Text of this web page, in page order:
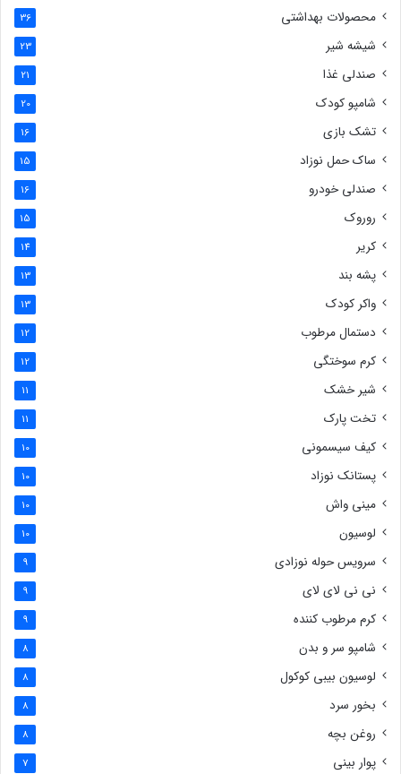
محصولات بهداشتی 36
شیشه شیر 23
صندلی غذا 21
شامپو کودک 20
تشک بازی 16
ساک حمل نوزاد 15
صندلی خودرو 16
روروک 15
کریر 14
پشه بند 13
واکر کودک 13
دستمال مرطوب 12
کرم سوختگی 12
شیر خشک 11
تخت پارک 11
کیف سیسمونی 10
پستانک نوزاد 10
مینی واش 10
لوسیون 10
سرویس حوله نوزادی 9
نی نی لای لای 9
کرم مرطوب کننده 9
شامپو سر و بدن 8
لوسیون بیبی کوکول 8
بخور سرد 8
روغن بچه 8
پوار بینی 7